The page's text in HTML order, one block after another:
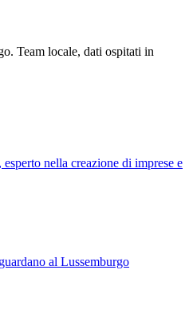
Team locale, dati ospitati in
nella creazione di imprese e
al Lussemburgo